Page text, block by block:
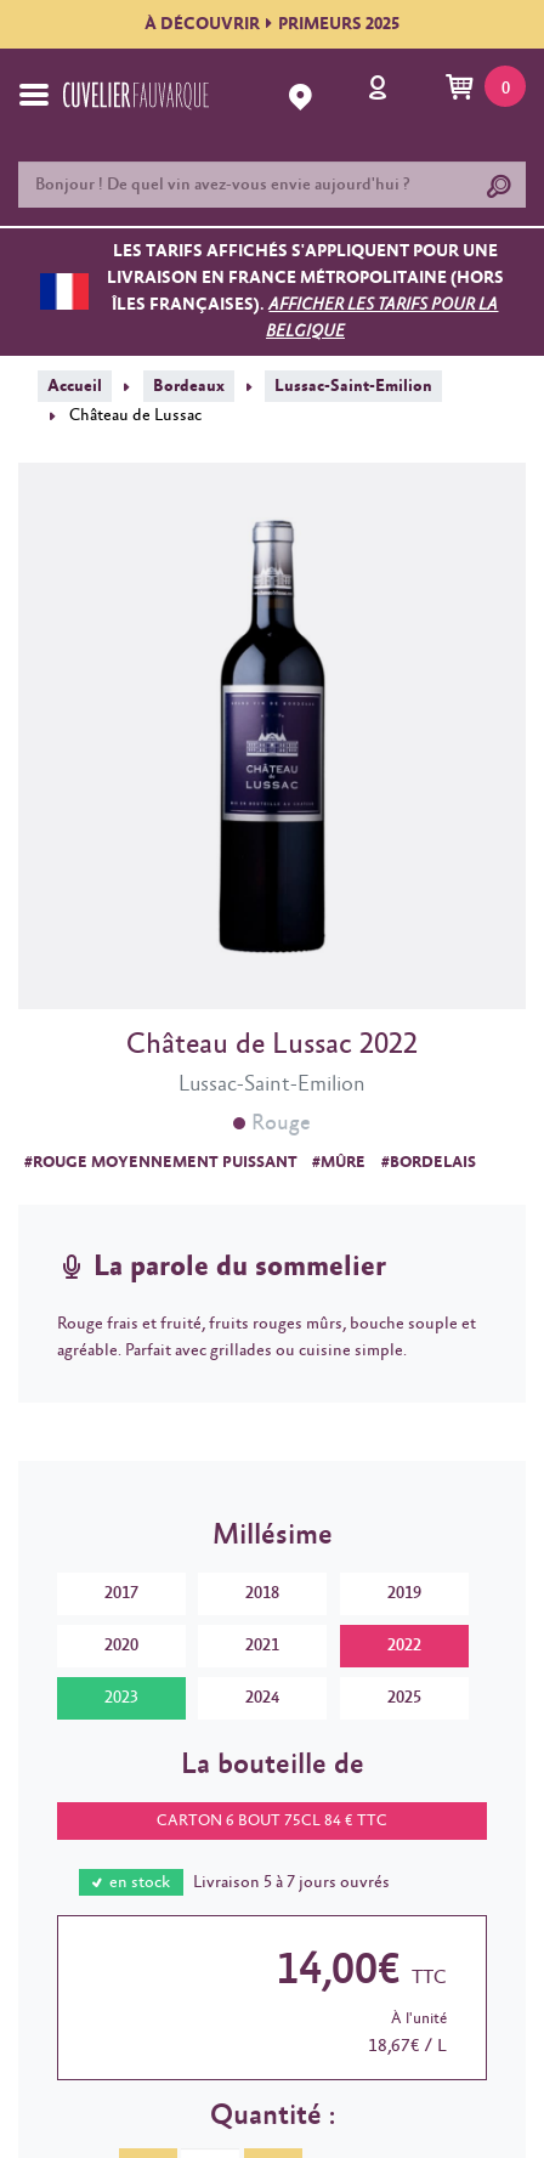
À DÉCOUVRIR PRIMEURS 2025
0
LES TARIFS AFFICHÉS S'APPLIQUENT POUR UNE
LIVRAISON EN FRANCE MÉTROPOLITAINE (HORS
ÎLES FRANÇAISES).AFFICHER LES TARIFS POUR LA
BELGIQUE
Accueil Bordeaux
Lussac-Saint-Emilion
Château de Lussac
Lussac-Saint-Emilion
Château de Lussac 2022
Rouge
#ROUGE MOYENNEMENT PUISSANT #MÛRE #BORDELAIS
La parole du sommelier
Rouge frais et fruité, fruits rouges mûrs, bouche souple et
agréable. Parfait avec grillades ou cuisine simple.
Millésime
2017 2018 2019
2020 2021 2022
2023 2024 2025
La bouteille de
CARTON 6 BOUT 75CL 84 € TTC
en stock Livraison 5 à 7 jours ouvrés
14,00€ TTC
À l'unité
18,67€ / L
Quantité :